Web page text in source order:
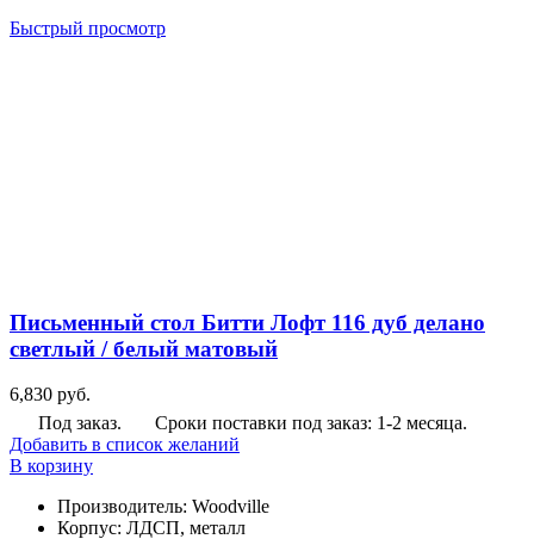
Быстрый просмотр
Письменный стол Битти Лофт 116 дуб делано
светлый / белый матовый
6,830 руб.
Под заказ.
Сроки поставки под заказ: 1-2 месяца.
Добавить в список желаний
В корзину
Производитель: Woodville
Корпус: ЛДСП, металл